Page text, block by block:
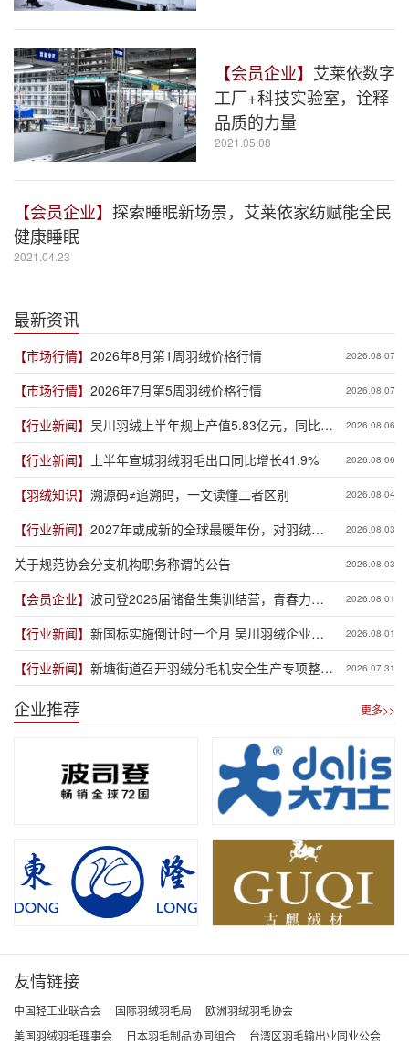
【会员企业】 艾莱依数字
工厂+科技实验室，诠释
品质的力量
2021.05.08
【会员企业】 探索睡眠新场景，艾莱依家纺赋能全民
健康睡眠
2021.04.23
最新资讯
【市场行情】 2026年8月第1周羽绒价格行情 2026.08.07
【市场行情】 2026年7月第5周羽绒价格行情 2026.08.07
【行业新闻】 吴川羽绒上半年规上产值5.83亿元，同比增
长19.3%
2026.08.06
【行业新闻】 上半年宣城羽绒羽毛出口同比增长41.9% 2026.08.06
【羽绒知识】 溯源码≠追溯码，一文读懂二者区别 2026.08.04
【行业新闻】 2027年或成新的全球最暖年份，对羽绒产
业有何影响？
2026.08.03
关于规范协会分支机构职务称谓的公告 2026.08.03
【会员企业】 波司登2026届储备生集训结营，青春力量
赋能品牌新程
2026.08.01
【行业新闻】 新国标实施倒计时一个月 吴川羽绒企业集
体“抢跑”新规
2026.08.01
【行业新闻】 新塘街道召开羽绒分毛机安全生产专项整治
推进会
2026.07.31
企业推荐 更多>>
友情链接
中国轻工业联合会 国际羽绒羽毛局
欧洲羽绒羽毛协会
美国羽绒羽毛理事会
日本羽毛制品协同组合
台湾区羽毛输出业同业公会